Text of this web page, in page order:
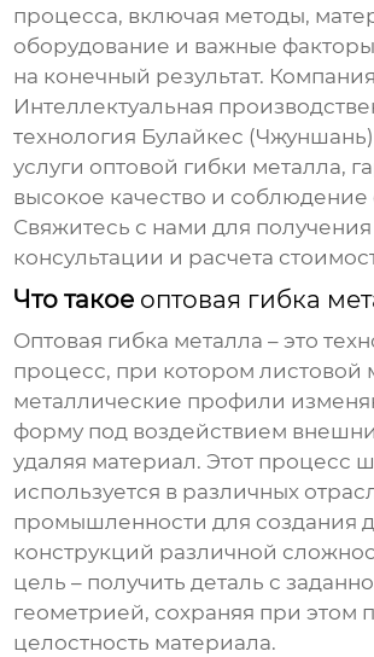
процесса, включая методы,
оборудование и важные
на конечный результат.
Интеллектуальная
технология Булайкес
услуги оптовой гибки металла,
высокое качество и соблюдение
Свяжитесь с нами для получения
консультации и расчета
Что такое оптовая гибка
Оптовая гибка металла – это
процесс, при котором листовой
металлические профили
форму под воздействием
удаляя материал. Этот процесс
используется в различных
промышленности для создания
конструкций различной
цель – получить деталь с
геометрией, сохраняя при этом
целостность материала.